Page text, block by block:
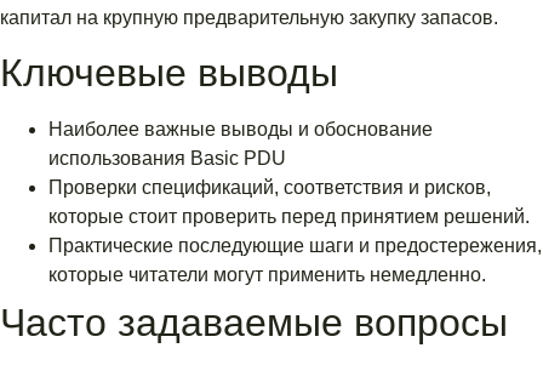
капитал на крупную предварительную закупку запасов.
Ключевые выводы
Наиболее важные выводы и обоснование
использования Basic PDU
Проверки спецификаций, соответствия и рисков,
которые стоит проверить перед принятием решений.
Практические последующие шаги и предостережения,
которые читатели могут применить немедленно.
Часто задаваемые вопросы